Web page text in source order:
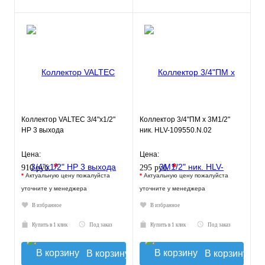
Коллектор VALTEC 3/4"х1/2"
НР 3 выхода
Цена:
910 руб.*
* Актуальную цену пожалуйста
уточните у менеджера
В избранное
Купить в 1 клик Под заказ
В корзину
Коллектор 3/4"ПМ х 3М1/2"
ник. HLV-109550.N.02
Цена:
295 руб.*
* Актуальную цену пожалуйста
уточните у менеджера
В избранное
Купить в 1 клик Под заказ
В корзину